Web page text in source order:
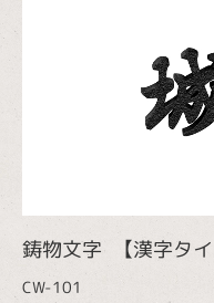
鋳物文字 【漢字タイ
CW-101